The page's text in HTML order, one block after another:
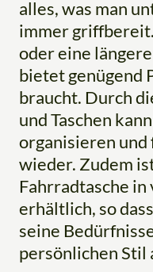
alles, was man
immer
oder eine
bietet genügend
braucht. Durch
und Taschen
organisieren und
wieder. Zudem
Fahrradtasche
erhältlich, so
seine
persönlichen Stil